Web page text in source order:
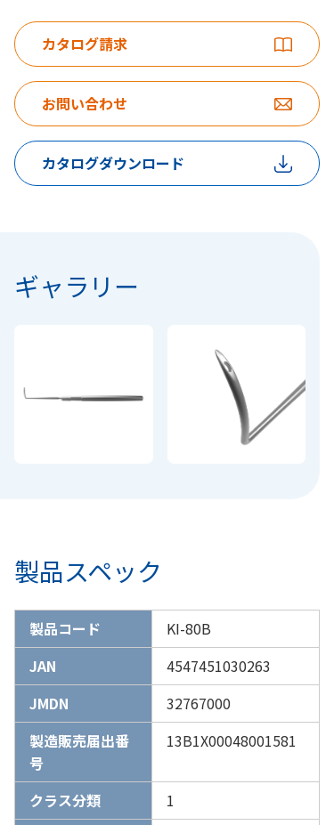
カタログ請求
お問い合わせ
カタログダウンロード
ギャラリー
製品スペック
製品コード
KI-80B
JAN
4547451030263
JMDN
32767000
製造販売届出番
号
13B1X00048001581
クラス分類
1